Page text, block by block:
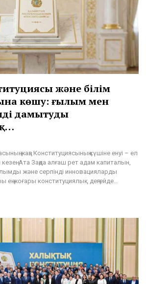
және білім
көшу: ғылым мен
дамытудың
жаңа Конституциясының күшіне енуі – ел
Ата Заңда алғаш рет адам капиталын,
және серпінді инновацияларды
жоғары конституциялық деңгейде…